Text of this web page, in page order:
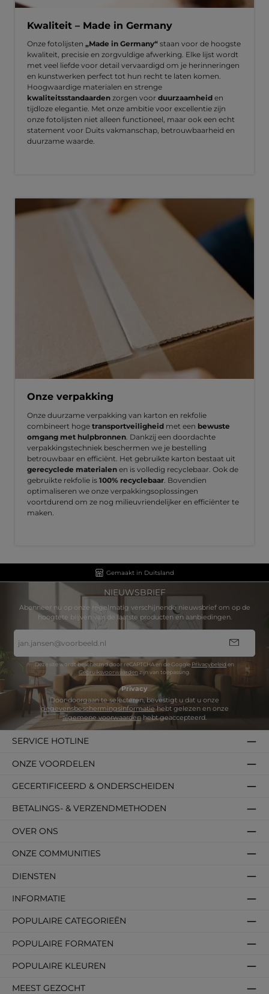
Kwaliteit – Made in Germany
Onze fotolijsten „Made in Germany“ staan voor de hoogste
kwaliteit, precisie en zorgvuldige afwerking. Elke lijst wordt
met veel liefde voor detail vervaardigd om je herinneringen
en kunstwerken perfect tot hun recht te laten komen.
Hoogwaardige materialen en strenge
kwaliteitsstandaarden zorgen voor duurzaamheid en
tijdloze elegantie. Met onze ambitie voor excellentie zijn
onze fotolijsten niet alleen functioneel, maar ook een echt
statement voor Duits vakmanschap, betrouwbaarheid en
duurzame waarde.
Onze verpakking
Onze duurzame verpakking van karton en rekfolie
combineert hoge transportveiligheid met een bewuste
omgang met hulpbronnen . Dankzij een doordachte
verpakkingstechniek beschermen we je bestelling
betrouwbaar en efficiënt. Het gebruikte karton bestaat uit
gerecyclede materialen en is volledig recyclebaar. Ook de
gebruikte rekfolie is 100% recyclebaar . Bovendien
optimaliseren we onze verpakkingsoplossingen
voortdurend om ze nog milieuvriendelijker en efficiënter te
maken.
Gemaakt in Duitsland
NIEUWSBRIEF
Abonneer nu op onze regelmatig verschijnende nieuwsbrief om op de
hoogtete blijven van de laatste producten en aanbiedingen.
mailadres
*
Deze site wordt beschermd door reCAPTCHA en de Google Privacybeleid en
Gebruiksvoorwaarden zijn van toepassing.
Privacy
gegevensbeschermingsinformatie
algemene voorwaardenhebt geaccepteerd.
SERVICE HOTLINE
DIENSTEN
INFORMATIE
POPULAIRE CATEGORIEËN
POPULAIRE FORMATEN
POPULAIRE KLEUREN
MEEST GEZOCHT
BETALINGS- & VERZENDMETHODEN
OVER ONS
GECERTIFICEERD & ONDERSCHEIDEN
ONZE VOORDELEN
ONZE COMMUNITIES